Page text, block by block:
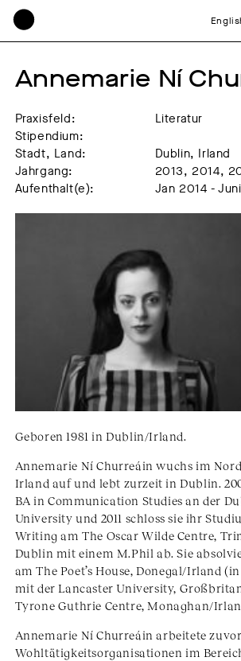
Annemarie Ní
Praxisfeld:
Literatur
Stipendium:
Stadt, Land:
Dublin, Irland
Jahrgang:
2013, 2014,
Aufenthalt(e):
Jan 2014 -
Geboren 1981 in Dublin/Irland.
Annemarie Ní Churreáin wuchs im
Irland auf und lebt zurzeit in Dublin.
BA in Communication Studies an der
University und 2011 schloss sie ihr
Writing am The Oscar Wilde Centre,
Dublin mit einem M.Phil ab. Sie
am The Poet’s House, Donegal/Irland
mit der Lancaster University,
Tyrone Guthrie Centre, Monaghan/
Annemarie Ní Churreáin arbeitete
Wohltätigkeitsorganisationen im